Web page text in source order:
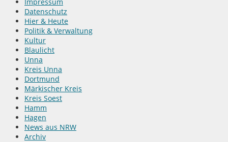
Datenschutz
Hier & Heute
Politik & Verwaltung
Kultur
Blaulicht
Unna
Kreis Unna
Dortmund
Märkischer Kreis
Kreis Soest
Hamm
Hagen
News aus NRW
Archiv